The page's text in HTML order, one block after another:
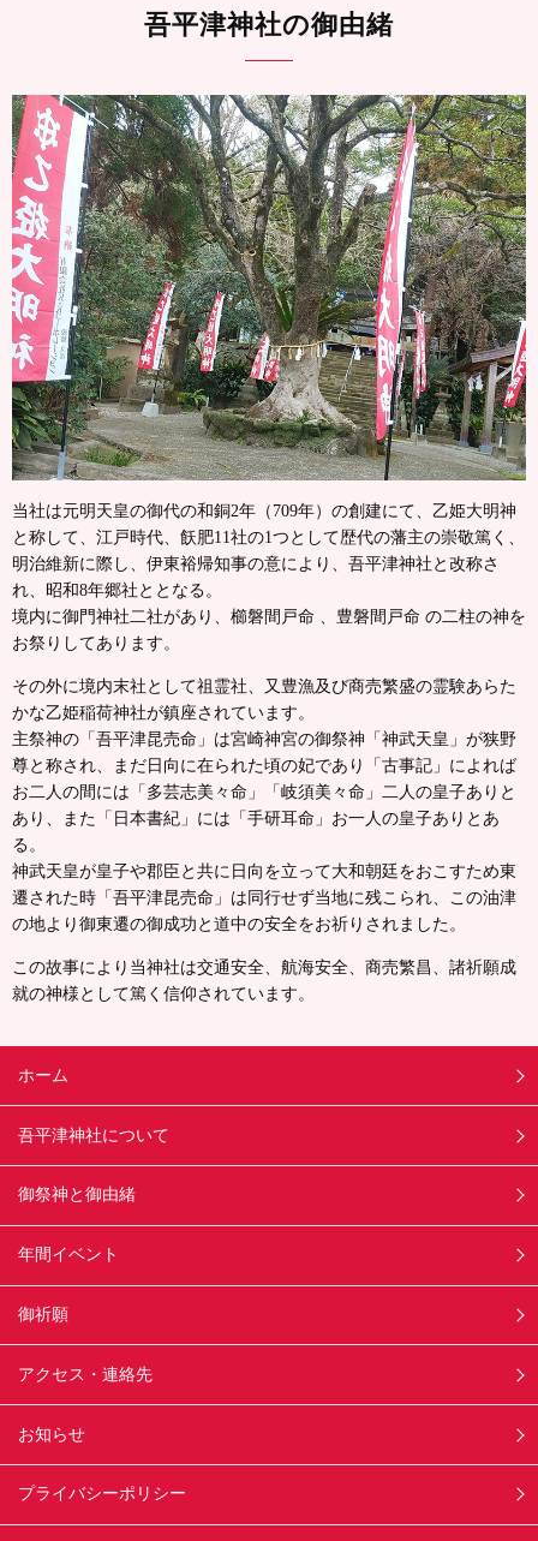
吾平津神社の御由緒
当社は元明天皇の御代の和銅2年（709年）の創建にて、乙姫大明神
と称して、江戸時代、飫肥11社の1つとして歴代の藩主の崇敬篤く、
明治維新に際し、伊東裕帰知事の意により、吾平津神社と改称さ
れ、昭和8年郷社ととなる。
境内に御門神社二社があり、櫛磐間戸命 、豊磐間戸命 の二柱の神を
お祭りしてあります。
その外に境内末社として祖霊社、又豊漁及び商売繁盛の霊験あらた
かな乙姫稲荷神社が鎮座されています。
主祭神の「吾平津昆売命」は宮崎神宮の御祭神「神武天皇」が狭野
尊と称され、まだ日向に在られた頃の妃であり「古事記」によれば
お二人の間には「多芸志美々命」「岐須美々命」二人の皇子ありと
あり、また「日本書紀」には「手研耳命」お一人の皇子ありとあ
る。
神武天皇が皇子や郡臣と共に日向を立って大和朝廷をおこすため東
遷された時「吾平津昆売命」は同行せず当地に残こられ、この油津
の地より御東遷の御成功と道中の安全をお祈りされました。
この故事により当神社は交通安全、航海安全、商売繁昌、諸祈願成
就の神様として篤く信仰されています。
ホーム
吾平津神社について
御祭神と御由緒
年間イベント
御祈願
アクセス・連絡先
お知らせ
プライバシーポリシー